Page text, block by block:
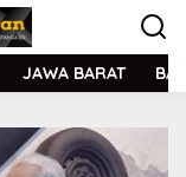
JAWA BARAT